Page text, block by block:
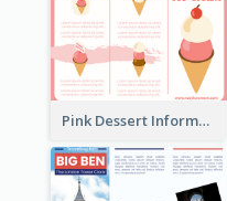
Pink Dessert Informational Tri Fold Brochure